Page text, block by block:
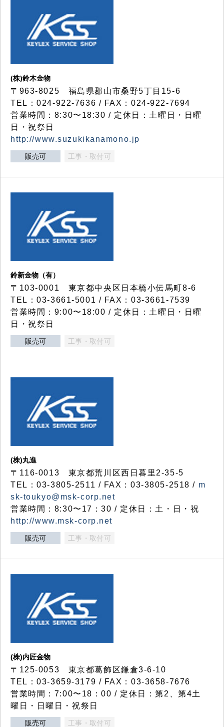
(株)鈴木金物
〒963-8025 福島県郡山市桑野5丁目15-6
TEL：024-922-7636 / FAX：024-922-7694
営業時間：8:30〜18:30 / 定休日：土曜日・日曜
日・祝祭日
http://www.suzukikanamono.jp
販売可 工事・取付可
鈴新金物（有）
〒103-0001 東京都中央区日本橋小伝馬町8-6
TEL：03-3661-5001 / FAX：03-3661-7539
営業時間：9:00〜18:00 / 定休日：土曜日・日曜
日・祝祭日
販売可 工事・取付可
(株)丸進
〒116-0013 東京都荒川区西日暮里2-35-5
TEL：03-3805-2511 / FAX：03-3805-2518 / m
sk-toukyo@msk-corp.net
営業時間：8:30〜17：30 / 定休日：土・日・祝
http://www.msk-corp.net
販売可 工事・取付可
(株)内匠金物
〒125-0053 東京都葛飾区鎌倉3-6-10
TEL：03-3659-3179 / FAX：03-3658-7676
営業時間：7:00〜18：00 / 定休日：第2、第4土
曜日・日曜日・祝祭日
販売可 工事・取付可